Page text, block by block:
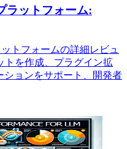
ラットフォーム:
トフォームの詳細レビュ
トを作成、プラグイン拡
ョンをサポート、開発者